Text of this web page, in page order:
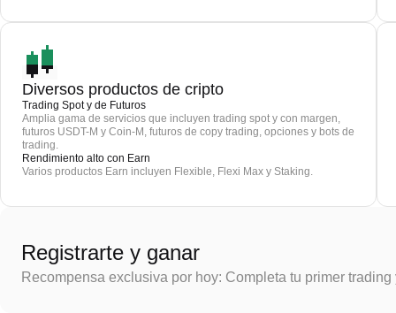
Diversos productos de cripto
Trading Spot y de Futuros
Amplia gama de servicios que incluyen trading spot y con margen,
futuros USDT-M y Coin-M, futuros de copy trading, opciones y bots de
trading.
Rendimiento alto con Earn
Varios productos Earn incluyen Flexible, Flexi Max y Staking.
Registrarte y ganar
Recompensa exclusiva por hoy: Completa tu primer